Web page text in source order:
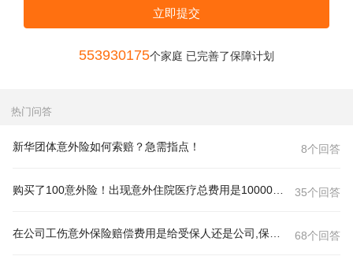
立即提交
553930175个家庭 已完善了保障计划
热门问答
8个回答
新华团体意外险如何索赔？急需指点！
35个回答
68个回答